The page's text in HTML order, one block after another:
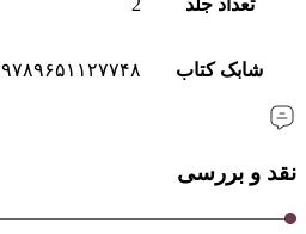
تعداد جلد 2
شابک کتاب ۹۷۸۹۶۵۱۱۲۷۷۴۸
نقد و بررسی